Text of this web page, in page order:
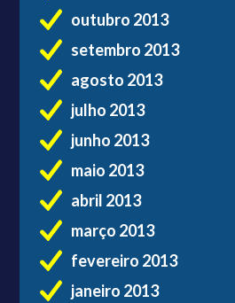
outubro 2013
setembro 2013
agosto 2013
julho 2013
junho 2013
maio 2013
abril 2013
março 2013
fevereiro 2013
janeiro 2013